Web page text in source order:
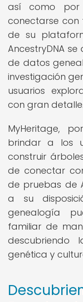
así como por
conectarse con
de su
AncestryDNA
de datos
investigación
usuarios
con gran detalle.
MyHeritage,
brindar a los
construir
de conectar
de pruebas de
a su
genealogía
familiar de
descubriendo
genética y